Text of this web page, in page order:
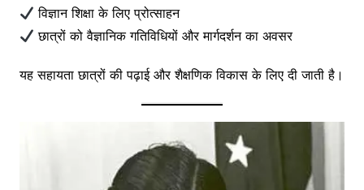
विज्ञान शिक्षा के लिए प्रोत्साहन
छात्रों को वैज्ञानिक गतिविधियों और मार्गदर्शन का अवसर
यह सहायता छात्रों की पढ़ाई और शैक्षणिक विकास के लिए दी जाती है।